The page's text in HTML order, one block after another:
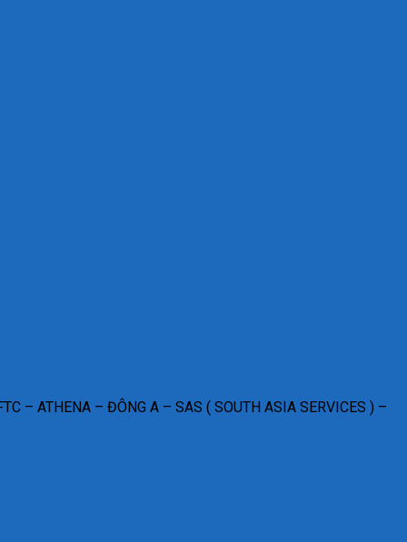
– ATHENA – ĐÔNG A – SAS ( SOUTH ASIA SERVICES ) –